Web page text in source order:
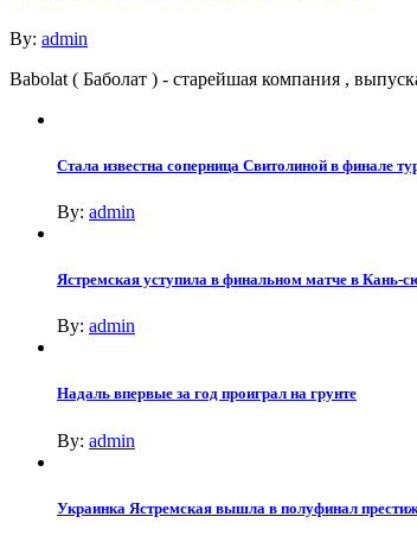
By: admin
Babolat ( Баболат ) - старейшая компания ,
Стала известна соперница Свитолиной в финале
By: admin
Ястремская уступила в финальном матче в Кань-
By: admin
Надаль впервые за год проиграл на грунте
By: admin
Украинка Ястремская вышла в полуфинал